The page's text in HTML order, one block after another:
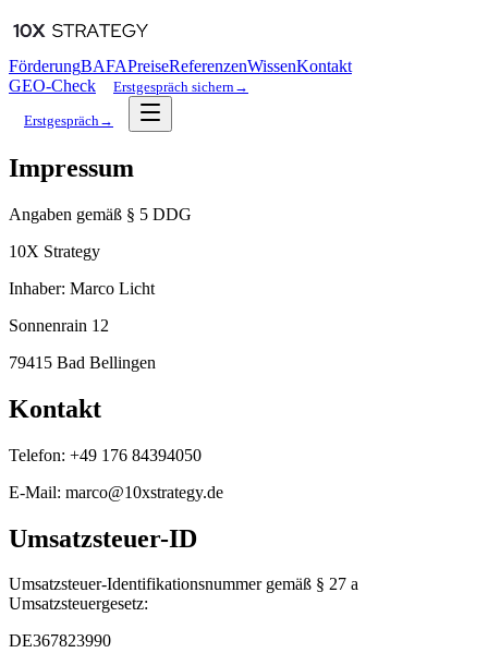
FörderungBAFAPreiseReferenzenWissenKontakt
GEO-Check
Erstgespräch sichern→
Erstgespräch→
Impressum
Angaben gemäß § 5 DDG
10X Strategy
Inhaber: Marco Licht
Sonnenrain 12
79415 Bad Bellingen
Kontakt
Telefon: +49 176 84394050
E-Mail: marco@10xstrategy.de
Umsatzsteuer-ID
Umsatzsteuer-Identifikationsnummer gemäß § 27 a
Umsatzsteuergesetz:
DE367823990